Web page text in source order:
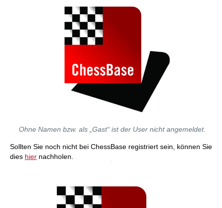
Ohne Namen bzw. als „Gast“ ist der User nicht angemeldet.
Sollten Sie noch nicht bei ChessBase registriert sein, können Sie
dies hier nachholen.